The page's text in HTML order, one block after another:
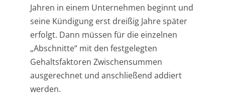
Jahren in einem Unternehmen beginnt und
seine Kündigung erst dreißig Jahre später
erfolgt. Dann müssen für die einzelnen
„Abschnitte“ mit den festgelegten
Gehaltsfaktoren Zwischensummen
ausgerechnet und anschließend addiert
werden.